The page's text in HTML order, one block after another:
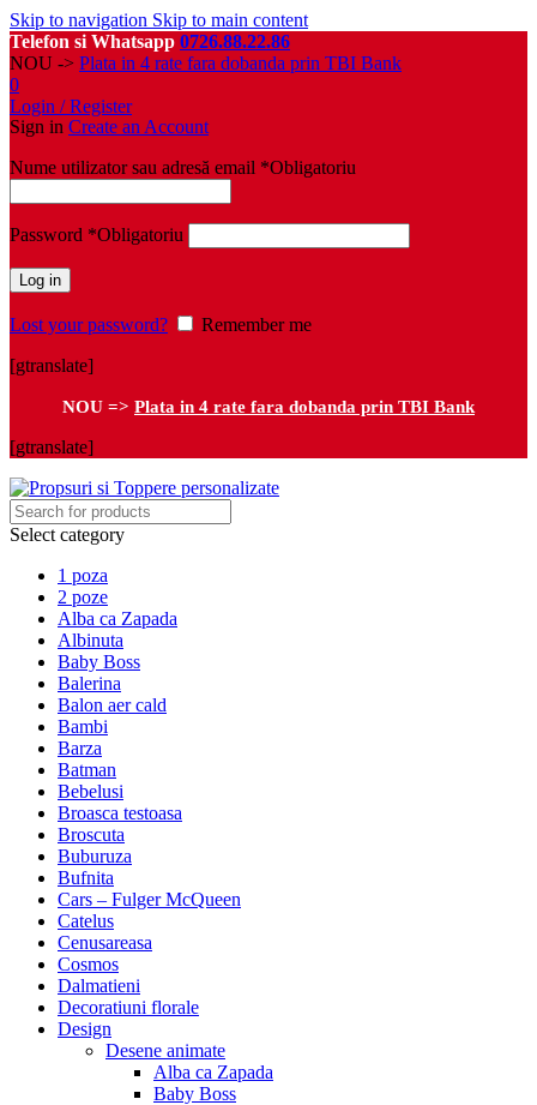
Skip to navigation Skip to main content
Telefon si Whatsapp 0726.88.22.86
NOU -> Plata in 4 rate fara dobanda prin TBI Bank
0
Login / Register
Sign in Create an Account
Nume utilizator sau adresă email *Obligatoriu
Password *Obligatoriu
Log in
Lost your password?
Remember me
[gtranslate]
NOU => Plata in 4 rate fara dobanda prin TBI Bank
[gtranslate]
Select category
1 poza
2 poze
Alba ca Zapada
Albinuta
Baby Boss
Balerina
Balon aer cald
Bambi
Barza
Batman
Bebelusi
Broasca testoasa
Broscuta
Buburuza
Bufnita
Cars – Fulger McQueen
Catelus
Cenusareasa
Cosmos
Dalmatieni
Decoratiuni florale
Design
Desene animate
Alba ca Zapada
Baby Boss